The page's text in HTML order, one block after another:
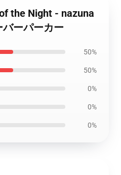
the Night - nazuna
ーパーカー
50%
50%
0%
0%
0%